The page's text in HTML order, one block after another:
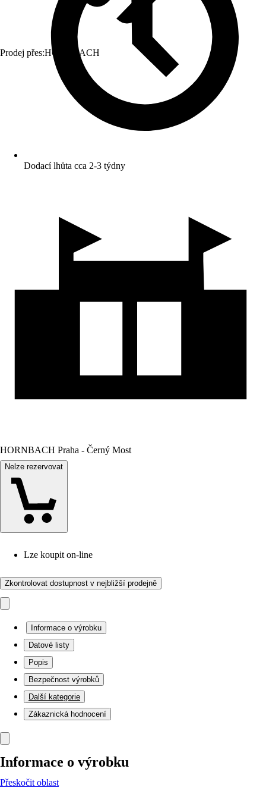
Prodej přes:HORNBACH
Dodací lhůta cca 2-3 týdny
HORNBACH Praha - Černý Most
Nelze rezervovat
Lze koupit on-line
Zkontrolovat dostupnost v nejbližší prodejně
Informace o výrobku
Datové listy
Popis
Bezpečnost výrobků
Další kategorie
Zákaznická hodnocení
Informace o výrobku
Přeskočit oblast